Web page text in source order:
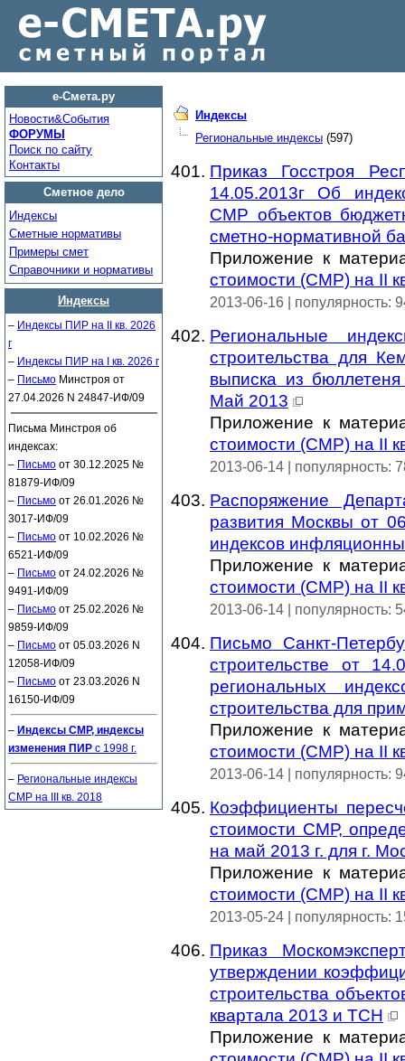
е-Смета.ру
Новости&Cобытия
ФОРУМЫ
Поиск по сайту
Контакты
Сметное дело
Индексы
Сметные нормативы
Примеры смет
Справочники и нормативы
Индексы
– Индексы ПИР на II кв. 2026
г
– Индексы ПИР на I кв. 2026 г
– Письмо Минстроя от
27.04.2026 N 24847-ИФ/09
Письма Минстроя об
индексах:
– Письмо от 30.12.2025 №
81879-ИФ/09
– Письмо от 26.01.2026 №
3017-ИФ/09
– Письмо от 10.02.2026 №
6521-ИФ/09
– Письмо от 24.02.2026 №
9491-ИФ/09
– Письмо от 25.02.2026 №
9859-ИФ/09
– Письмо от 05.03.2026 N
12058-ИФ/09
– Письмо от 23.03.2026 N
16150-ИФ/09
– Индексы СМР, индексы
изменения ПИР с 1998 г.
– Региональные индексы
СМР на III кв. 2018
Индексы
Региональные индексы (597)
Приказ Госстроя
14.05.2013г Об
СМР объектов
сметно-нормативной
Приложение к
стоимости (СМР) на II
2013-06-16 | популярность:
Региональные
строительства для
выписка из
Май 2013
Приложение к
стоимости (СМР) на II
2013-06-14 | популярность:
Распоряжение
развития Москвы от
индексов
Приложение к
стоимости (СМР) на II
2013-06-14 | популярность:
Письмо Санкт-
строительстве от
региональных
строительства для
Приложение к
стоимости (СМР) на II
2013-06-14 | популярность:
Коэффициенты
стоимости СМР,
на май 2013 г. для г.
Приложение к
стоимости (СМР) на II
2013-05-24 | популярность:
Приказ
утверждении
строительства
квартала 2013 и ТСН
Приложение к